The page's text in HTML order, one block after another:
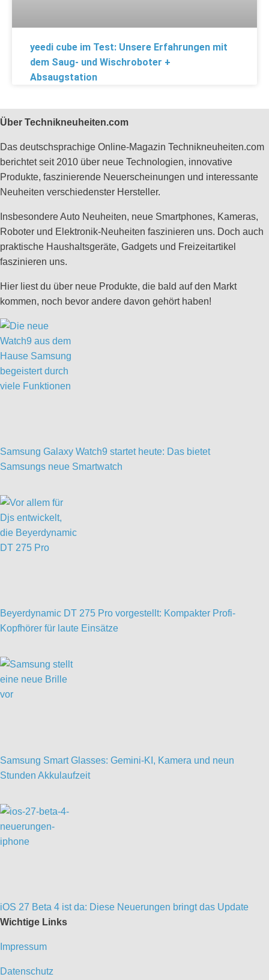
yeedi cube im Test: Unsere Erfahrungen mit
dem Saug- und Wischroboter +
Absaugstation
Über Technikneuheiten.com
Das deutschsprachige Online-Magazin Technikneuheiten.com
berichtet seit 2010 über neue Technologien, innovative
Produkte, faszinierende Neuerscheinungen und interessante
Neuheiten verschiedenster Hersteller.
Insbesondere Auto Neuheiten, neue Smartphones, Kameras,
Roboter und Elektronik-Neuheiten faszinieren uns. Doch auch
praktische Haushaltsgeräte, Gadgets und Freizeitartikel
faszinieren uns.
Hier liest du über neue Produkte, die bald auf den Markt
kommen, noch bevor andere davon gehört haben!
Samsung Galaxy Watch9 startet heute: Das bietet
Samsungs neue Smartwatch
Beyerdynamic DT 275 Pro vorgestellt: Kompakter Profi-
Kopfhörer für laute Einsätze
Samsung Smart Glasses: Gemini-KI, Kamera und neun
Stunden Akkulaufzeit
iOS 27 Beta 4 ist da: Diese Neuerungen bringt das Update
Wichtige Links
Impressum
Datenschutz